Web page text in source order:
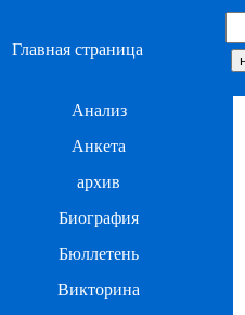
Главная страница
Анализ
Анкета
архив
Биография
Бюллетень
Викторина